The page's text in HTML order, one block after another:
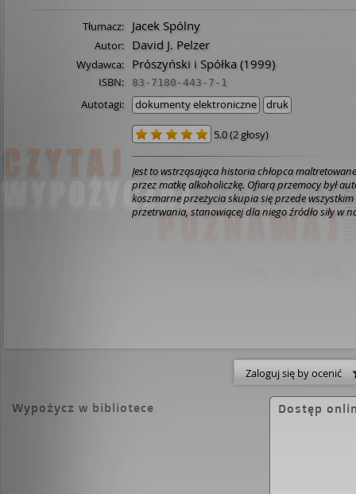
Tłumacz: Jacek Spólny
Autor: David J. Pelzer
Wydawca: Prószyński i Spółka (1999)
ISBN: 83-7180-443-7-1
Autotagi: dokumenty elektroniczne druk
5.0(2 głosy)
Jest to wstrząsająca historia chłopca
przez matkę alkoholiczkę. Ofiarą przemocy był
koszmarne przeżycia skupia się przede
przetrwania, stanowiącej dla niego źródło siły w
Zaloguj się by ocenić
Wypożycz w bibliotece Dostęp